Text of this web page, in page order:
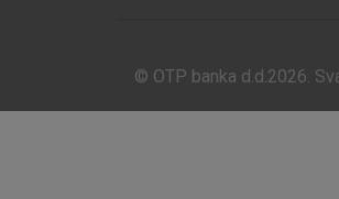
© OTP banka d.d.2026.